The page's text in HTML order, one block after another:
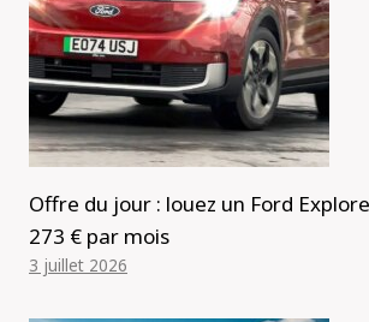
Offre du jour : louez un Ford
273 € par mois
3 juillet 2026